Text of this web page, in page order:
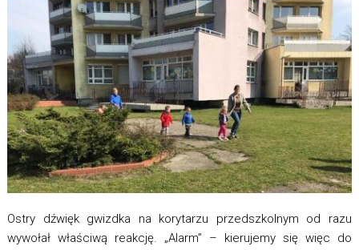
Ostry dźwięk gwizdka na korytarzu przedszkolnym od razu
wywołał właściwą reakcję. „Alarm” – kierujemy się więc do